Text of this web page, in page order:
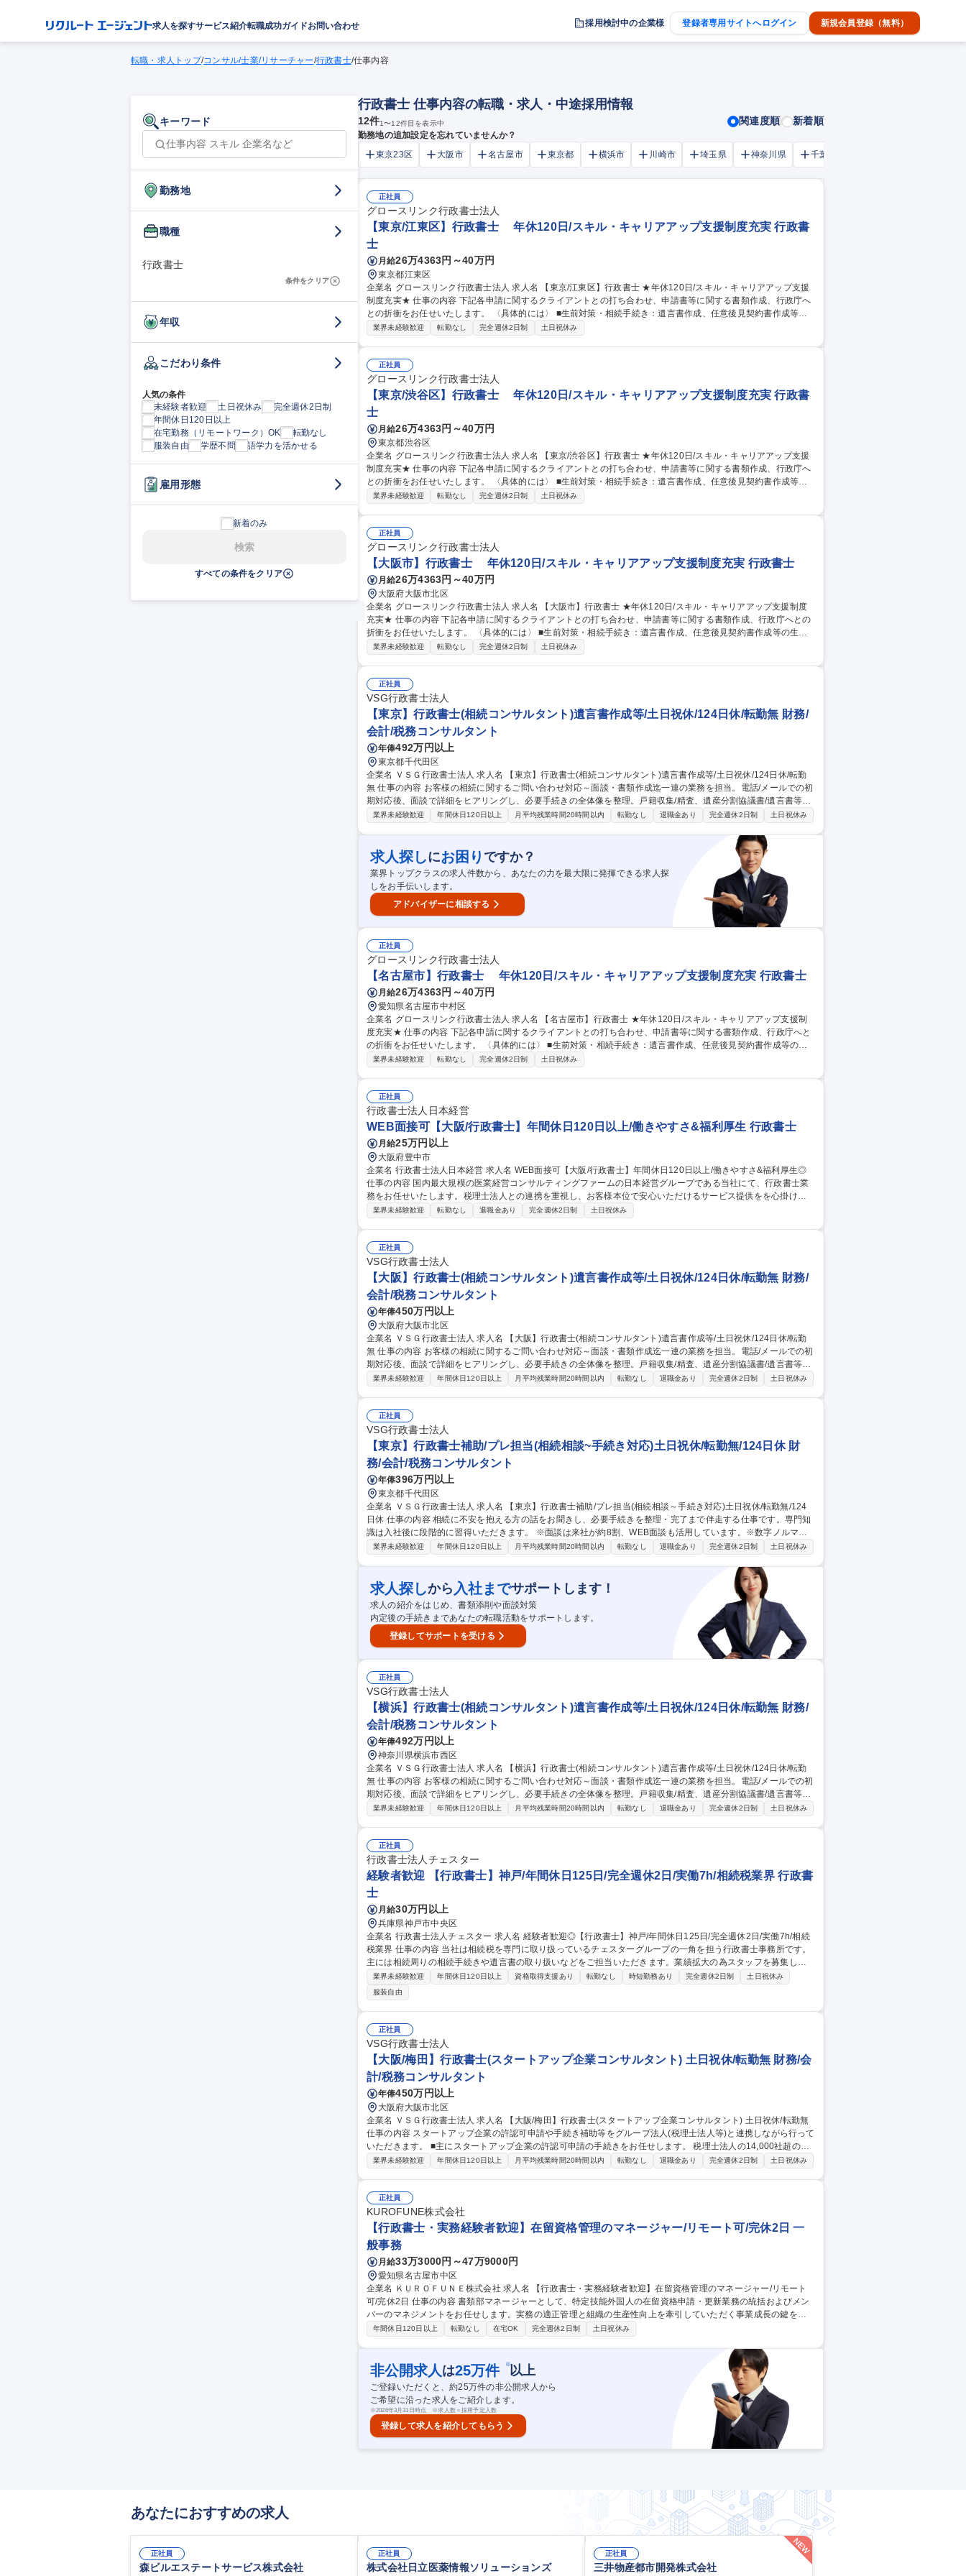
求人を探すサービス紹介転職成功ガイドお問い合わせ 採用検討中の企業様 登録者専用サイトへログイン 新規会員登録（無料）
転職・求人トップ/コンサル/士業/リサーチャー/行政書士/仕事内容
キーワード
勤務地
職種
行政書士
条件をクリア
年収
こだわり条件
人気の条件
未経験者歓迎
土日祝休み
完全週休2日制
年間休日120日以上
在宅勤務（リモートワーク）OK
転勤なし
服装自由
学歴不問 語学力を活かせる
雇用形態
新着のみ
検索
すべての条件をクリア
行政書士 仕事内容の転職・求人・中途採用情報
12件1〜12件目を表示中 関連度順 新着順
勤務地の追加設定を忘れていませんか？
東京23区
大阪市 名古屋市 東京都 横浜市 川崎市 埼玉県 神奈川県 千葉市
正社員
グロースリンク行政書士法人
【東京/江東区】行政書士 年休120日/スキル・キャリアアップ支援制度充実 行政書
士
月給26万4363円～40万円
東京都江東区
企業名 グロースリンク行政書士法人 求人名 【東京/江東区】行政書士 ★年休120日/スキル・キャリアアップ支援
制度充実★ 仕事の内容 下記各申請に関するクライアントとの打ち合わせ、申請書等に関する書類作成、行政庁へ
との折衝をお任せいたします。 〈具体的には〉 ■生前対策・相続手続き：遺言書作成、任意後見契約書作成等の
生前対策や、遺産分割協議書の作成、戸籍の収集・精査などの相続手続きの業務を幅広く代行していただきま
集職種 【東京/江東区】行政書士 ★年休120日/スキル・キャリアアップ支援制度充実★
業界未経験歓迎 転勤なし 完全週休2日制 土日祝休み
正社員
グロースリンク行政書士法人
【東京/渋谷区】行政書士 年休120日/スキル・キャリアアップ支援制度充実 行政書
士
月給26万4363円～40万円
東京都渋谷区
企業名 グロースリンク行政書士法人 求人名 【東京/渋谷区】行政書士 ★年休120日/スキル・キャリアアップ支援
制度充実★ 仕事の内容 下記各申請に関するクライアントとの打ち合わせ、申請書等に関する書類作成、行政庁へ
との折衝をお任せいたします。 〈具体的には〉 ■生前対策・相続手続き：遺言書作成、任意後見契約書作成等の
生前対策や、遺産分割協議書の作成、戸籍の収集・精査などの相続手続きの業務を幅広く代行していただきま
集職種 【東京/渋谷区】行政書士 ★年休120日/スキル・キャリアアップ支援制度充実★
業界未経験歓迎 転勤なし 完全週休2日制 土日祝休み
正社員
グロースリンク行政書士法人
【大阪市】行政書士 年休120日/スキル・キャリアアップ支援制度充実 行政書士
月給26万4363円～40万円
大阪府大阪市北区
企業名 グロースリンク行政書士法人 求人名 【大阪市】行政書士 ★年休120日/スキル・キャリアアップ支援制度
充実★ 仕事の内容 下記各申請に関するクライアントとの打ち合わせ、申請書等に関する書類作成、行政庁へとの
折衝をお任せいたします。 〈具体的には〉 ■生前対策・相続手続き：遺言書作成、任意後見契約書作成等の生前
対策や、遺産分割協議書の作成、戸籍の収集・精査などの相続手続きの業務を幅広く代行していただきます。 ■建
【大阪市】行政書士 ★年休120日/スキル・キャリアアップ支援制度充実★
業界未経験歓迎 転勤なし 完全週休2日制 土日祝休み
正社員
VSG行政書士法人
【東京】行政書士(相続コンサルタント)遺言書作成等/土日祝休/124日休/転勤無 財務/
会計/税務コンサルタント
年俸492万円以上
東京都千代田区
企業名 ＶＳＧ行政書士法人 求人名 【東京】行政書士(相続コンサルタント)遺言書作成等/土日祝休/124日休/転勤
無 仕事の内容 お客様の相続に関するご問い合わせ対応～面談・書類作成迄一連の業務を担当。電話/メールでの初
期対応後、面談で詳細をヒアリングし、必要手続きの全体像を整理。戸籍収集/精査、遺産分割協議書/遺言書等を
作成。 税理士法人14,000社の顧客と年間3000件以上の相続税申告から派生する案件が多いです。相続税申告と連
を行いながら案件を前に進めます。※1人当たり30～40件程度の案件を担当。 他士業との連携で視野が広がり、
提案の引き出しが増える環境です。 募集職種 【東京】行政書士(相続コンサルタント)遺言書作成等/土日祝休/124
日休/転勤無
業界未経験歓迎 年間休日120日以上 月平均残業時間20時間以内 転勤なし 退職金あり 完全週休2日制 土日祝休み
求人探しにお困り ですか？
業界トップクラスの求人件数から、あなたの力を最大限に発揮できる求人探
しをお手伝いします。
アドバイザーに相談する
正社員
グロースリンク行政書士法人
【名古屋市】行政書士 年休120日/スキル・キャリアアップ支援制度充実 行政書士
月給26万4363円～40万円
愛知県名古屋市中村区
企業名 グロースリンク行政書士法人 求人名 【名古屋市】行政書士 ★年休120日/スキル・キャリアアップ支援制
度充実★ 仕事の内容 下記各申請に関するクライアントとの打ち合わせ、申請書等に関する書類作成、行政庁へと
の折衝をお任せいたします。 〈具体的には〉 ■生前対策・相続手続き：遺言書作成、任意後見契約書作成等の生
前対策や、遺産分割協議書の作成、戸籍の収集・精査などの相続手続きの業務を幅広く代行していただきます。 ■
【名古屋市】行政書士 ★年休120日/スキル・キャリアアップ支援制度充実★
業界未経験歓迎 転勤なし 完全週休2日制 土日祝休み
正社員
行政書士法人日本経営
WEB面接可【大阪/行政書士】年間休日120日以上/働きやすさ&福利厚生 行政書士
月給25万円以上
大阪府豊中市
企業名 行政書士法人日本経営 求人名 WEB面接可【大阪/行政書士】年間休日120日以上/働きやすさ&福利厚生◎
仕事の内容 国内最大規模の医業経営コンサルティングファームの日本経営グループである当社にて、行政書士業
務をお任せいたします。税理士法人との連携を重視し、お客様本位で安心いただけるサービス提供をを心掛けて
います。 【具体的には】■遺言書の作成支援 ■民事信託の組成支援 ■遺言執行 ■相続手続き ■公益認定申請支援 ■
業界未経験歓迎 転勤なし 退職金あり 完全週休2日制 土日祝休み
正社員
VSG行政書士法人
【大阪】行政書士(相続コンサルタント)遺言書作成等/土日祝休/124日休/転勤無 財務/
会計/税務コンサルタント
年俸450万円以上
大阪府大阪市北区
企業名 ＶＳＧ行政書士法人 求人名 【大阪】行政書士(相続コンサルタント)遺言書作成等/土日祝休/124日休/転勤
無 仕事の内容 お客様の相続に関するご問い合わせ対応～面談・書類作成迄一連の業務を担当。電話/メールでの初
期対応後、面談で詳細をヒアリングし、必要手続きの全体像を整理。戸籍収集/精査、遺産分割協議書/遺言書等を
作成。 税理士法人14,000社の顧客と年間3000件以上の相続税申告から派生する案件が多いです。相続税申告と連
提案の引き出しが増える環境です。 募集職種 【大阪】行政書士(相続コンサルタント)遺言書作成等/土日祝休/124
日休/転勤無
業界未経験歓迎 年間休日120日以上 月平均残業時間20時間以内 転勤なし 退職金あり 完全週休2日制 土日祝休み
正社員
VSG行政書士法人
【東京】行政書士補助/プレ担当(相続相談~手続き対応)土日祝休/転勤無/124日休 財
務/会計/税務コンサルタント
年俸396万円以上
東京都千代田区
企業名 ＶＳＧ行政書士法人 求人名 【東京】行政書士補助/プレ担当(相続相談～手続き対応)土日祝休/転勤無/124
日休 仕事の内容 相続に不安を抱える方の話をお聞きし、必要手続きを整理・完了まで伴走する仕事です。専門知
識は入社後に段階的に習得いただきます。 ※面談は来社が約8割、WEB面談も活用しています。※数字ノルマ等
無 ◆相続分野におけるお問い合わせへ電話/メール初期対応後、面談を通じて家族構成や財産状況/相談者が抱える
の収集/確認、遺産分割協議書作成、遺言書作成支援等相続に関わる一連の業務。案件ごとにグループ法人の税理
士/司法書士/弁護士と連携し、単独では完結しない内容もチームで対応します。 募集職種 【東京】行政書士補助/
プレ担当(相続相談～手続き対応)土日祝休/転勤無/124日休
業界未経験歓迎 年間休日120日以上 月平均残業時間20時間以内 転勤なし 退職金あり 完全週休2日制 土日祝休み
求人探しから 入社までサポートします！
求人の紹介をはじめ、書類添削や面談対策
内定後の手続きまであなたの転職活動をサポートします。
登録してサポートを受ける
正社員
VSG行政書士法人
【横浜】行政書士(相続コンサルタント)遺言書作成等/土日祝休/124日休/転勤無 財務/
会計/税務コンサルタント
年俸492万円以上
神奈川県横浜市西区
企業名 ＶＳＧ行政書士法人 求人名 【横浜】行政書士(相続コンサルタント)遺言書作成等/土日祝休/124日休/転勤
無 仕事の内容 お客様の相続に関するご問い合わせ対応～面談・書類作成迄一連の業務を担当。電話/メールでの初
期対応後、面談で詳細をヒアリングし、必要手続きの全体像を整理。戸籍収集/精査、遺産分割協議書/遺言書等を
作成。 税理士法人14,000社の顧客と年間3000件以上の相続税申告から派生する案件が多いです。相続税申告と連
提案の引き出しが増える環境です。 募集職種 【横浜】行政書士(相続コンサルタント)遺言書作成等/土日祝休/124
日休/転勤無
業界未経験歓迎 年間休日120日以上 月平均残業時間20時間以内 転勤なし 退職金あり 完全週休2日制 土日祝休み
正社員
行政書士法人チェスター
経験者歓迎 【行政書士】神戸/年間休日125日/完全週休2日/実働7h/相続税業界 行政書
士
月給30万円以上
兵庫県神戸市中央区
企業名 行政書士法人チェスター 求人名 経験者歓迎◎【行政書士】神戸/年間休日125日/完全週休2日/実働7h/相続
税業界 仕事の内容 当社は相続税を専門に取り扱っているチェスターグループの一角を担う行政書士事務所です。
主には相続周りの相続手続きや遺言書の取り扱いなどをご担当いただきます。業績拡大の為スタッフを募集しま
す。 【詳細】■相続手続き実務■相続手続きの審査■部下のマネジメント業務■提携先との連携業務をお任せしま
す。行政書士法人チェスターの管理職候補として多岐にわたる経験を積んでいただけます。 【案件獲得方法】自
社HP経由のお問合せ、Gr法人からの紹介案件がメイン。依頼数は右肩上がりです。【業務内容変更の範囲：変更
なし】 募集職種 経験者歓迎◎【行政書士】神戸/年間休日125日/完全週休2日/実働7h/相続税業界
業界未経験歓迎 年間休日120日以上 資格取得支援あり 転勤なし 時短勤務あり 完全週休2日制
土日祝休み
服装自由
正社員
VSG行政書士法人
【大阪/梅田】行政書士(スタートアップ企業コンサルタント) 土日祝休/転勤無 財務/会
計/税務コンサルタント
年俸450万円以上
大阪府大阪市北区
企業名 ＶＳＧ行政書士法人 求人名 【大阪/梅田】行政書士(スタートアップ企業コンサルタント) 土日祝休/転勤無
仕事の内容 スタートアップ企業の許認可申請や手続き補助等をグループ法人(税理士法人等)と連携しながら行って
いただきます。 ■主にスタートアップ企業の許認可申請の手続きをお任せします。 税理士法人の14,000社超の顧
客と年間3000件以上の新規会社設立から派生する、幅広い業務を担当。お客様からの問い合わせに電話やメール
等、様々な起業に必要な許可申請 募集職種 【大阪/梅田】行政書士(スタートアップ企業コンサルタント) 土日祝
休/転勤無
業界未経験歓迎 年間休日120日以上 月平均残業時間20時間以内 転勤なし 退職金あり 完全週休2日制 土日祝休み
正社員
KUROFUNE株式会社
【行政書士・実務経験者歓迎】在留資格管理のマネージャー/リモート可/完休2日 一
般事務
月給33万3000円～47万9000円
愛知県名古屋市中区
企業名 ＫＵＲＯＦＵＮＥ株式会社 求人名 【行政書士・実務経験者歓迎】在留資格管理のマネージャー/リモート
可/完休2日 仕事の内容 書類部マネージャーとして、特定技能外国人の在留資格申請・更新業務の統括およびメン
バーのマネジメントをお任せします。実務の適正管理と組織の生産性向上を牽引していただく事業成長の鍵を握
るポジションです。 ■書類部メンバー（事務スタッフ）のマネジメント・育成・進捗管理 ■「特定技能」在留資格
事務業務 募集職種 【行政書士・実務経験者歓迎】在留資格管理のマネージャー/リモート可/完休2日
年間休日120日以上 転勤なし 在宅OK 完全週休2日制 土日祝休み
非公開求人 は25万件 ※以上
ご登録いただくと、約25万件の非公開求人から
ご希望に沿った求人をご紹介します。
※2026年3月31日時点 ※求人数＝採用予定人数
登録して求人を紹介してもらう
あなたにおすすめの求人
正社員
森ビルエステートサービス株式会社
正社員
株式会社日立医薬情報ソリューションズ
正社員
三井物産都市開発株式会社